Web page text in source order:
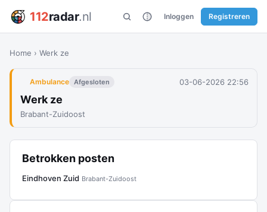
112radar.nl Inloggen Registreren
Home › Werk ze
Ambulance Afgesloten 03-06-2026 22:56
Werk ze
Brabant-Zuidoost
Betrokken posten
Eindhoven Zuid Brabant-Zuidoost